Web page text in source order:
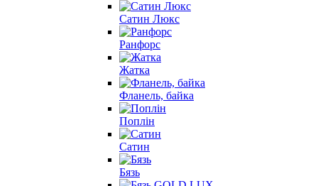
Сатин Люкс
Ранфорс
Жатка
Фланель, байка
Поплін
Сатин
Бязь